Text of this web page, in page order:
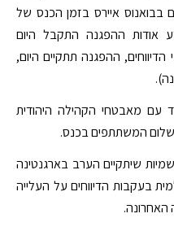
בבואנוס איירס בזמן הכנס של
אודות ההפגנה התקבל היום
הדיווחים, ההפגנה תתקיים היום,
עם מאבטחי הקהילה היהודית
המשתתפים בכנס.
שיתקיים הערב בארגנטינה
בעקבות הדיווחים על העלייה
האחרונה.